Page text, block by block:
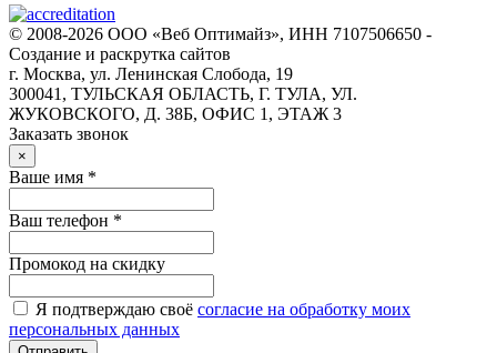
© 2008-2026 ООО «Веб Оптимайз», ИНН 7107506650 -
Создание и раскрутка сайтов
г. Москва, ул. Ленинская Слобода, 19
300041, ТУЛЬСКАЯ ОБЛАСТЬ, Г. ТУЛА, УЛ.
ЖУКОВСКОГО, Д. 38Б, ОФИС 1, ЭТАЖ 3
Заказать звонок
×
Ваше имя *
Ваш телефон *
Промокод на скидку
Я подтверждаю своё согласие на обработку моих
персональных данных